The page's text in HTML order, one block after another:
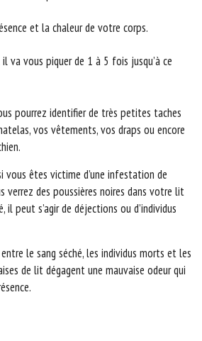
et la chaleur de votre corps.
va vous piquer de 1 à 5 fois jusqu’à ce
pourrez identifier de très petites taches
vos vêtements, vos draps ou encore
vous êtes victime d’une infestation de
verrez des poussières noires dans votre lit
il peut s’agir de déjections ou d’individus
le sang séché, les individus morts et les
de lit dégagent une mauvaise odeur qui